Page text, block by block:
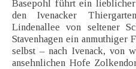
Basepohl führt ein
den Ivenacker
Lindenallee von seltener
Stavenhagen ein anmuthiger
selbst – nach Ivenack, von
ansehnlichen Hofe